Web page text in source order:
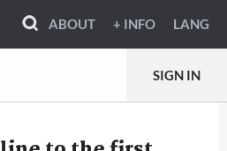
ABOUT + INFO LANG
SIGN IN